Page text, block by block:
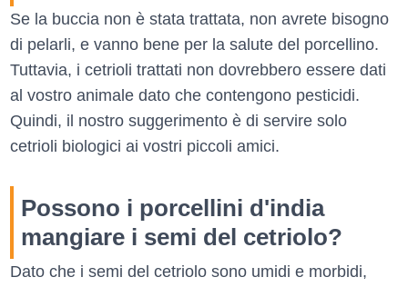
Se la buccia non è stata trattata, non avrete bisogno
di pelarli, e vanno bene per la salute del porcellino.
Tuttavia, i cetrioli trattati non dovrebbero essere dati
al vostro animale dato che contengono pesticidi.
Quindi, il nostro suggerimento è di servire solo
cetrioli biologici ai vostri piccoli amici.
Possono i porcellini d'india
mangiare i semi del cetriolo?
Dato che i semi del cetriolo sono umidi e morbidi,